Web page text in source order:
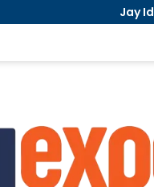
Idzes Masuk Radar PSG,